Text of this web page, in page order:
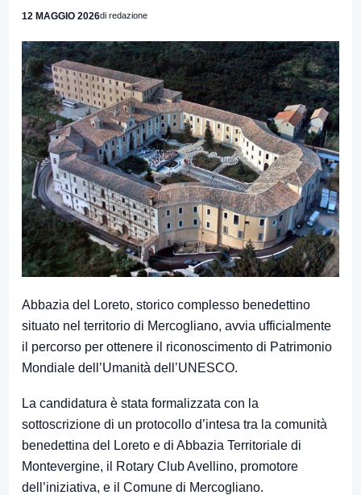
12 MAGGIO 2026di redazione
Abbazia del Loreto, storico complesso benedettino
situato nel territorio di Mercogliano, avvia ufficialmente
il percorso per ottenere il riconoscimento di Patrimonio
Mondiale dell’Umanità dell’UNESCO.
La candidatura è stata formalizzata con la
sottoscrizione di un protocollo d’intesa tra la comunità
benedettina del Loreto e di Abbazia Territoriale di
Montevergine, il Rotary Club Avellino, promotore
dell’iniziativa, e il Comune di Mercogliano.